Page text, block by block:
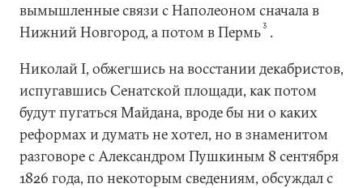
вымышленные связи с Наполеоном сначала в
Нижний Новгород, а потом в Пермь3 .
Николай I, обжегшись на восстании декабристов,
испугавшись Сенатской площади, как потом
будут пугаться Майдана, вроде бы ни о каких
реформах и думать не хотел, но в знаменитом
разговоре с Александром Пушкиным 8 сентября
1826 года, по некоторым сведениям, обсуждал с